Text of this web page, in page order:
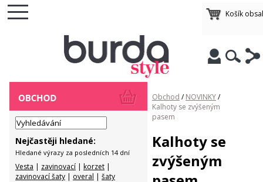
Košík
Nejčastěji hledané:
Hledané výrazy za posledních 14 dní
Vesta | zavinovací | korzet |
zavinovací šaty | overal | šaty
Obchod / NOVINKY/
Kalhoty se zvýšeným
pasem
Kalhoty se
zvýšeným